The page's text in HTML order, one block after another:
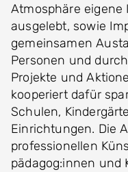
Atmosphäre
ausgelebt, sowie
gemeinsamen
Personen und
Projekte und
kooperiert dafür
Schulen,
Einrichtungen. Die
professionellen
pädagog:innen und